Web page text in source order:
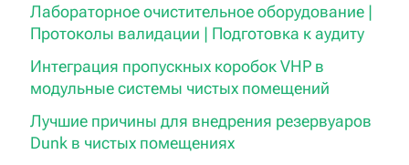
Лабораторное очистительное оборудование |
Протоколы валидации | Подготовка к аудиту
Интеграция пропускных коробок VHP в
модульные системы чистых помещений
Лучшие причины для внедрения резервуаров
Dunk в чистых помещениях